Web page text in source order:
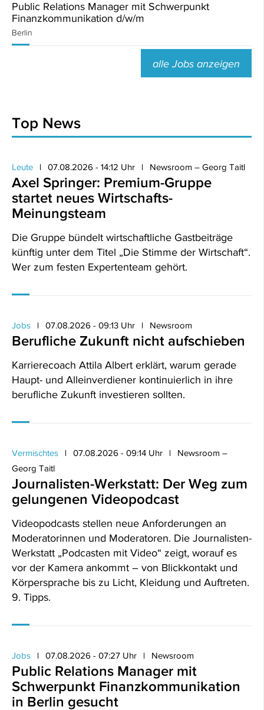
Public Relations Manager mit Schwerpunkt
Finanzkommunikation d/w/m
Berlin
alle Jobs anzeigen
Top News
Leute 07.08.2026 - 14:12 Uhr Newsroom – Georg Taitl
Axel Springer: Premium-Gruppe
startet neues Wirtschafts-
Meinungsteam
Die Gruppe bündelt wirtschaftliche Gastbeiträge
künftig unter dem Titel „Die Stimme der Wirtschaft“.
Wer zum festen Expertenteam gehört.
Jobs 07.08.2026 - 09:13 Uhr Newsroom
Berufliche Zukunft nicht aufschieben
Karrierecoach Attila Albert erklärt, warum gerade
Haupt- und Alleinverdiener kontinuierlich in ihre
berufliche Zukunft investieren sollten.
Vermischtes 07.08.2026 - 09:14 Uhr
Newsroom –
Georg Taitl
Journalisten-Werkstatt: Der Weg zum
gelungenen Videopodcast
Videopodcasts stellen neue Anforderungen an
Moderatorinnen und Moderatoren. Die Journalisten-
Werkstatt „Podcasten mit Video“ zeigt, worauf es
vor der Kamera ankommt – von Blickkontakt und
Körpersprache bis zu Licht, Kleidung und Auftreten.
9. Tipps.
Jobs 07.08.2026 - 07:27 Uhr Newsroom
Public Relations Manager mit
Schwerpunkt Finanzkommunikation
in Berlin gesucht